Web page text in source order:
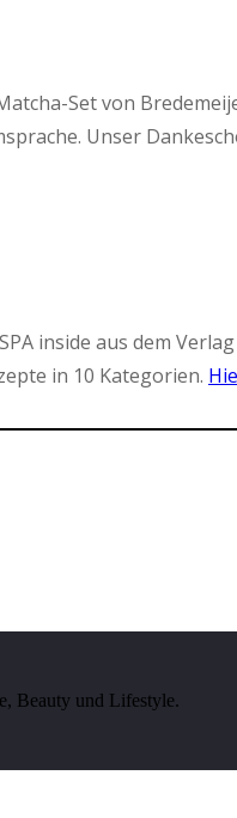
Set von
Unser
inside aus dem
in 10 Kategorien.
Beauty und Lifestyle.